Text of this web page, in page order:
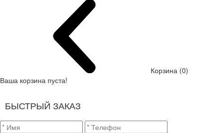
Корзина (0)
Ваша корзина пуста!
БЫСТРЫЙ ЗАКАЗ